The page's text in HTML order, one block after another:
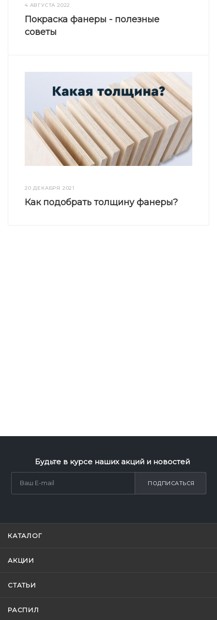
4 АВГУСТА 2022
Покраска фанеры - полезные
советы
20 ДЕКАБРЯ 2021
Как подобрать толщину фанеры?
Будьте в курсе наших акций и новостей
ПОДПИСАТЬСЯ
КАТАЛОГ
АКЦИИ
СТАТЬИ
РАСПИЛ